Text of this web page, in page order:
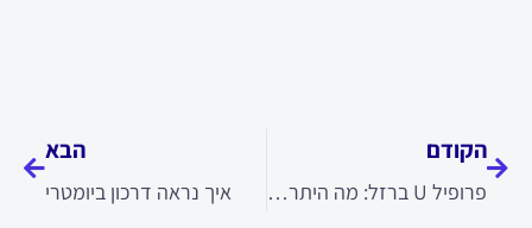
הקודם
פרופיל U ברזל: מה היתרונות שלו
הבא
איך נראה דרכון ביומטרי